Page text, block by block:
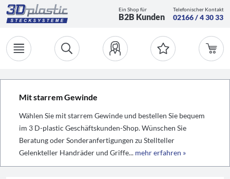
Ein Shop für
B2B Kunden
Telefonischer Kontakt
02166 / 4 30 33
Mit starrem Gewinde
Wählen Sie mit starrem Gewinde und bestellen Sie bequem
im 3 D-plastic Geschäftskunden-Shop. Wünschen Sie
Beratung oder Sonderanfertigungen zu Stellteller
Gelenkteller Handräder und Griffe... mehr erfahren »